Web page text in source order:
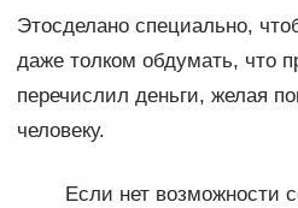
Этосделано специально,
даже толком обдумать, что
перечислил деньги, желая
человеку.
Если нет возможности